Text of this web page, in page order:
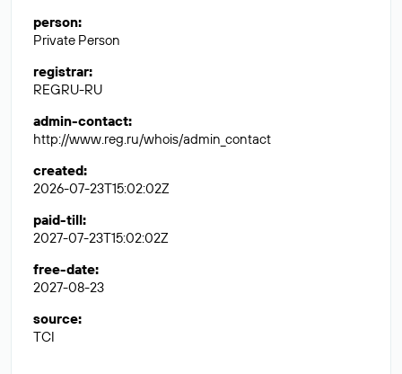
person:
Private Person
registrar:
REGRU-RU
admin-contact:
http://www.reg.ru/whois/admin_contact
created:
2026-07-23T15:02:02Z
paid-till:
2027-07-23T15:02:02Z
free-date:
2027-08-23
source:
TCI